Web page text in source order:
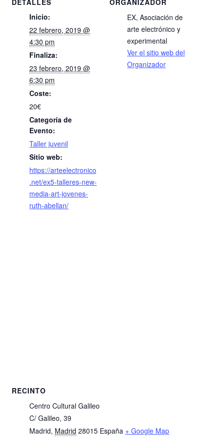
k
DETALLES
Inicio:
22 febrero, 2019 @
4:30 pm
Finaliza:
23 febrero, 2019 @
6:30 pm
Coste:
20€
Categoría de
Evento:
Taller juvenil
Sitio web:
https://arteelectronico
.net/ex5-talleres-new-
media-art-jovenes-
ruth-abellan/
ORGANIZADOR
EX, Asociación de
arte electrónico y
experimental
Ver el sitio web del
Organizador
RECINTO
Centro Cultural Galileo
C/ Galileo, 39
Madrid, Madrid 28015 España + Google Map